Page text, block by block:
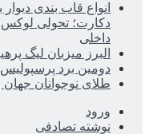
انواع قاب بندی
دکارت؛ تحولی
داخلی
البرز میزبان لیگ
دومین برد پرسپولیس
طلای نوجوانان
ورود
نوشته تصادفی